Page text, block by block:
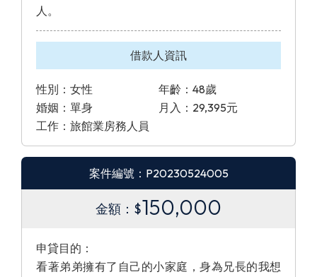
人。
借款人資訊
性別：女性
年齡：48歲
婚姻：單身
月入：29,395元
工作：旅館業房務人員
案件編號：P20230524005
金額：$150,000
申貸目的：
看著弟弟擁有了自己的小家庭，身為兄長的我想